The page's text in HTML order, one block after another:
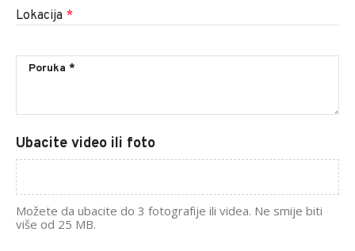
Lokacija *
Ubacite video ili foto
Možete da ubacite do 3 fotografije ili videa. Ne smije biti
više od 25 MB.